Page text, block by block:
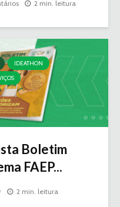
2 min. leitura
IDEATHON
Boletim
FAEP...
2 min. leitura